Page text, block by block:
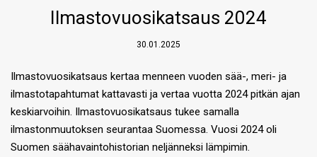
Ilmastovuosikatsaus 2024
30.01.2025
Ilmastovuosikatsaus kertaa menneen vuoden sää-, meri- ja
ilmastotapahtumat kattavasti ja vertaa vuotta 2024 pitkän ajan
keskiarvoihin. Ilmastovuosikatsaus tukee samalla
ilmastonmuutoksen seurantaa Suomessa. Vuosi 2024 oli
Suomen säähavaintohistorian neljänneksi lämpimin.